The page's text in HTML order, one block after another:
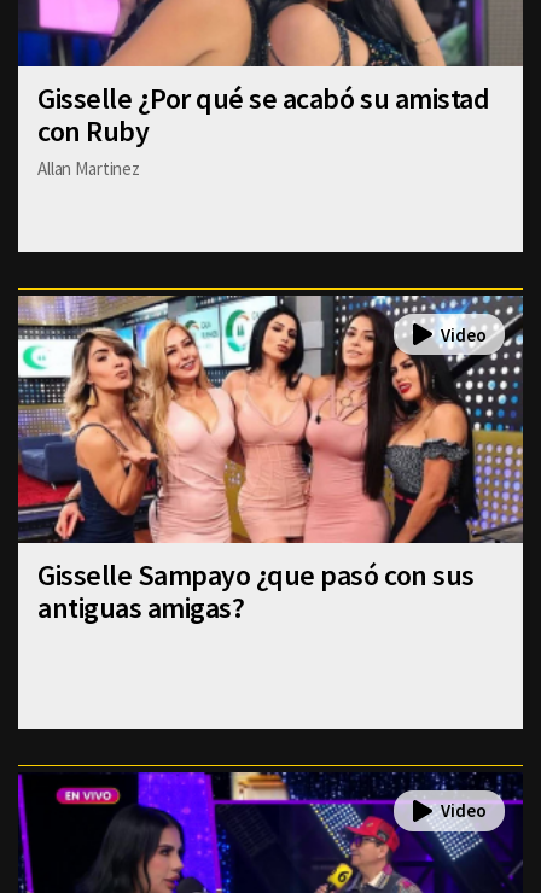
Gisselle ¿Por qué se acabó su amistad
con Ruby
Allan Martinez
Gisselle Sampayo ¿que pasó con sus
antiguas amigas?